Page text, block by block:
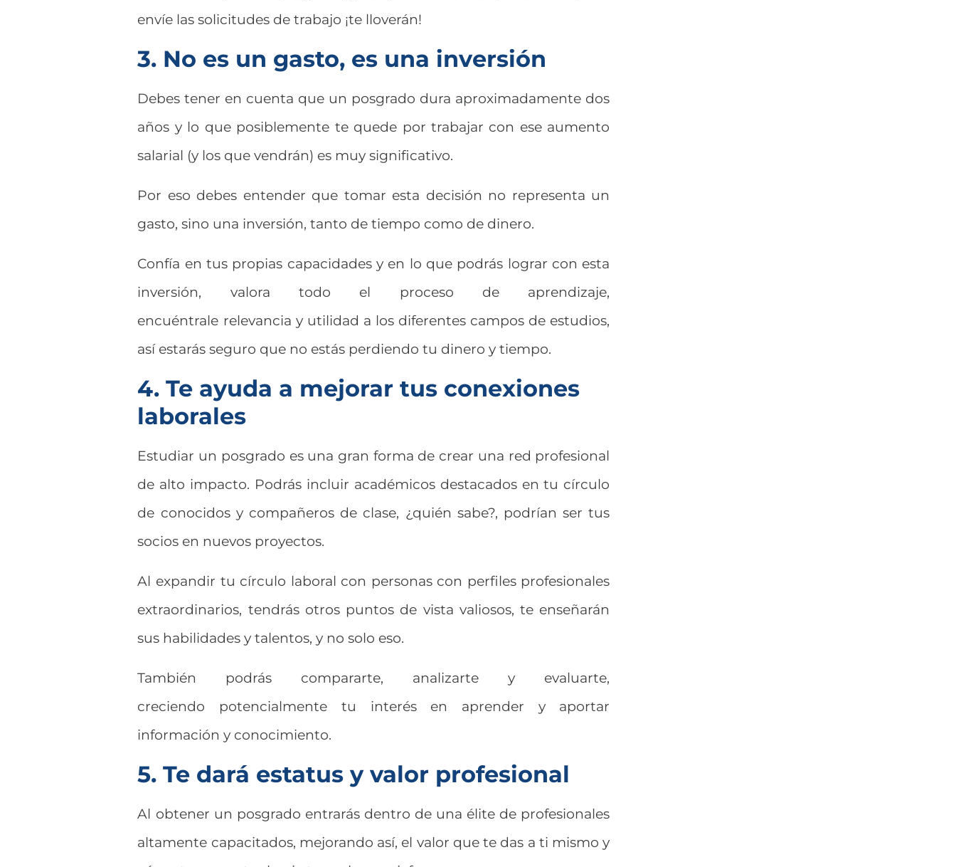
envíe las solicitudes de trabajo ¡te lloverán!
3. No es un gasto, es una inversión
Debes tener en cuenta que un posgrado dura aproximadamente dos
años y lo que posiblemente te quede por trabajar con ese aumento
salarial (y los que vendrán) es muy significativo.
Por eso debes entender que tomar esta decisión no representa un
gasto, sino una inversión, tanto de tiempo como de dinero.
Confía en tus propias capacidades y en lo que podrás lograr con esta
inversión, valora todo el proceso de aprendizaje,
encuéntrale relevancia y utilidad a los diferentes campos de estudios,
así estarás seguro que no estás perdiendo tu dinero y tiempo.
4. Te ayuda a mejorar tus conexiones
laborales
Estudiar un posgrado es una gran forma de crear una red profesional
de alto impacto. Podrás incluir académicos destacados en tu círculo
de conocidos y compañeros de clase, ¿quién sabe?, podrían ser tus
socios en nuevos proyectos.
Al expandir tu círculo laboral con personas con perfiles profesionales
extraordinarios, tendrás otros puntos de vista valiosos, te enseñarán
sus habilidades y talentos, y no solo eso.
También podrás compararte, analizarte y evaluarte,
creciendo potencialmente tu interés en aprender y aportar
información y conocimiento.
5. Te dará estatus y valor profesional
Al obtener un posgrado entrarás dentro de una élite de profesionales
altamente capacitados, mejorando así, el valor que te das a ti mismo y